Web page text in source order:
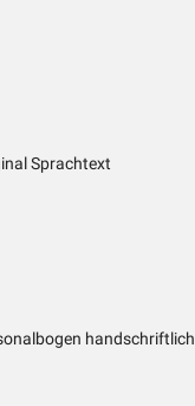
Sprachtext
handschriftlich